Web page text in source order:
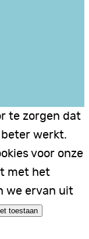
te zorgen dat
beter werkt.
voor onze
met het
we ervan uit
toestaan